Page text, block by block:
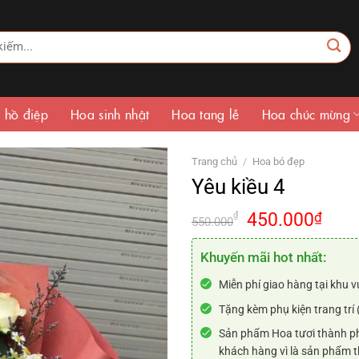
hồ điệp Hoa sinh nhật Hoa tang lễ Hoa chúc mừng
Trang chủ / Hoa bó đẹp
Yêu kiều 4
550.000₫
Giá
gốc
là:
550.000₫.
450.000₫Giá
hiện
tại
là:
Khuyến mãi hot nhất:
Miễn phí giao hàng tại khu
Tặng kèm phụ kiện trang
Sản phẩm Hoa tươi thành
khách hàng vì là sản phẩm